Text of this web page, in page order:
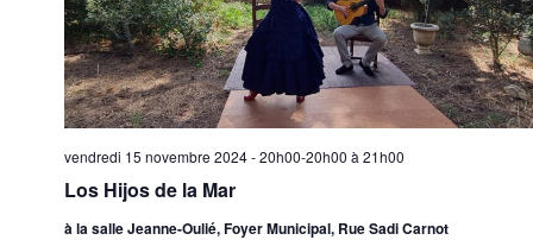
Los Hijos de la Mar
vendredi 15 novembre 2024 - 20h00-20h00 à 21h00
à la salle Jeanne-Oulié, Foyer Municipal, Rue Sadi Carnot